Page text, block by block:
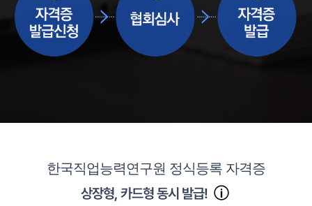
한국직업능력연구원 정식등록 자격증
상장형, 카드형 동시 발급!